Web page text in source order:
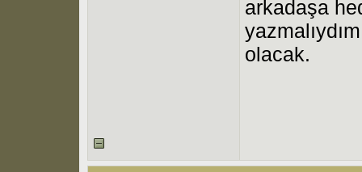
arkadaşa
olacak.